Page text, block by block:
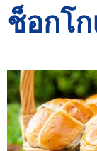
ช็อกโ